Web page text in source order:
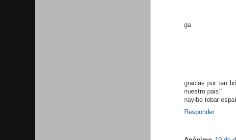
ga
gracias por tan
nuestro pais´´
nayibe tobar
Responder